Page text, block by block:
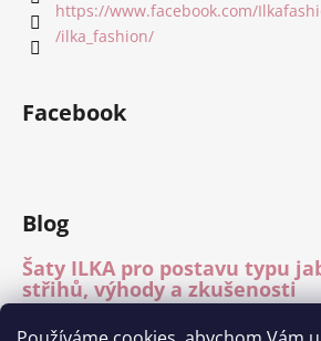
https://www.facebook.com/
/ilka_fashion/
Facebook
Blog
Šaty ILKA pro postavu typu
střihů, výhody a zkušenosti